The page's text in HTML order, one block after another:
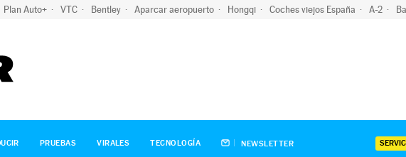
Plan Auto+ VTC Bentley Aparcar aeropuerto Hongqi Coches viejos España A-2
PRUEBAS VIRALES TECNOLOGÍA NEWSLETTER